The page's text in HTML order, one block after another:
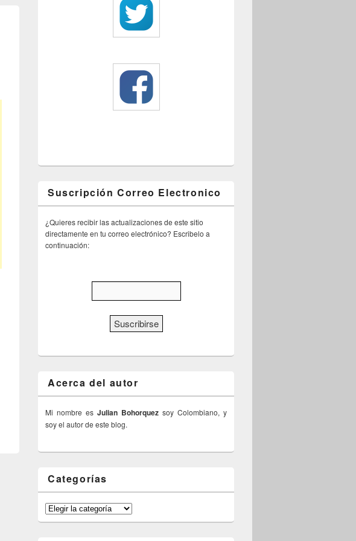
Suscripción Correo Electronico
¿Quieres recibir las actualizaciones de este sitio
directamente en tu correo electrónico? Escribelo a
continuación:
Acerca del autor
Mi nombre es Julian Bohorquez soy Colombiano, y
soy el autor de este blog.
Categorías
Categorías